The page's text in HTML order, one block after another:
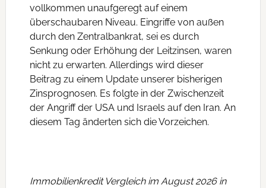
vollkommen unaufgeregt auf einem
überschaubaren Niveau. Eingriffe von außen
durch den Zentralbankrat, sei es durch
Senkung oder Erhöhung der Leitzinsen, waren
nicht zu erwarten. Allerdings wird dieser
Beitrag zu einem Update unserer bisherigen
Zinsprognosen. Es folgte in der Zwischenzeit
der Angriff der USA und Israels auf den Iran. An
diesem Tag änderten sich die Vorzeichen.
Immobilienkredit Vergleich im August 2026 in